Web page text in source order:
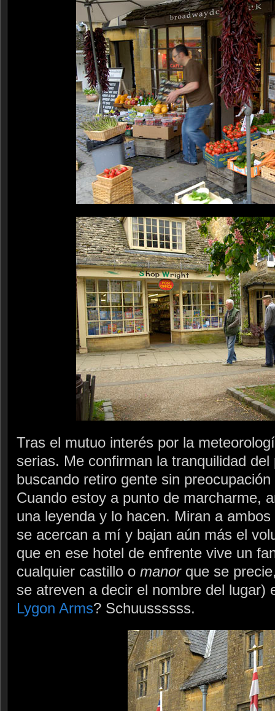
Tras el mutuo interés por la
serias. Me confirman la tranquilidad
buscando retiro gente sin
Cuando estoy a punto de marcharme,
una leyenda y lo hacen. Miran a
se acercan a mí y bajan aún más el
que en ese hotel de enfrente vive un
cualquier castillo o manorque se
se atreven a decir el nombre del
Lygon Arms? Schuussssss.